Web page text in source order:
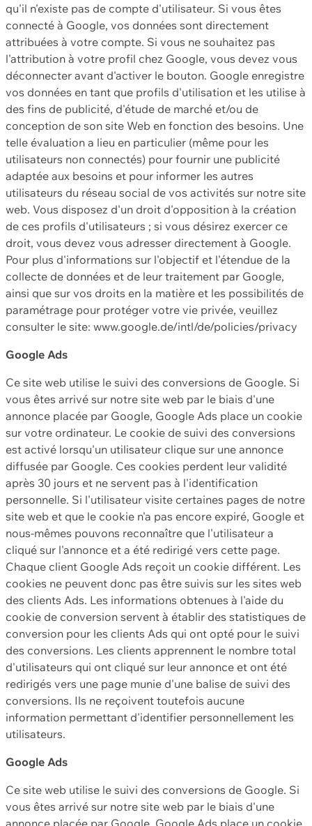
qu'il n'existe pas de compte d'utilisateur. Si vous êtes
connecté à Google, vos données sont directement
attribuées à votre compte. Si vous ne souhaitez pas
l'attribution à votre profil chez Google, vous devez vous
déconnecter avant d'activer le bouton. Google enregistre
vos données en tant que profils d'utilisation et les utilise à
des fins de publicité, d'étude de marché et/ou de
conception de son site Web en fonction des besoins. Une
telle évaluation a lieu en particulier (même pour les
utilisateurs non connectés) pour fournir une publicité
adaptée aux besoins et pour informer les autres
utilisateurs du réseau social de vos activités sur notre site
web. Vous disposez d'un droit d'opposition à la création
de ces profils d'utilisateurs ; si vous désirez exercer ce
droit, vous devez vous adresser directement à Google.
Pour plus d'informations sur l'objectif et l'étendue de la
collecte de données et de leur traitement par Google,
ainsi que sur vos droits en la matière et les possibilités de
paramétrage pour protéger votre vie privée, veuillez
consulter le site: www.google.de/intl/de/policies/privacy
Google Ads
Ce site web utilise le suivi des conversions de Google. Si
vous êtes arrivé sur notre site web par le biais d'une
annonce placée par Google, Google Ads place un cookie
sur votre ordinateur. Le cookie de suivi des conversions
est activé lorsqu'un utilisateur clique sur une annonce
diffusée par Google. Ces cookies perdent leur validité
après 30 jours et ne servent pas à l'identification
personnelle. Si l'utilisateur visite certaines pages de notre
site web et que le cookie n'a pas encore expiré, Google et
nous-mêmes pouvons reconnaître que l'utilisateur a
cliqué sur l'annonce et a été redirigé vers cette page.
Chaque client Google Ads reçoit un cookie différent. Les
cookies ne peuvent donc pas être suivis sur les sites web
des clients Ads. Les informations obtenues à l'aide du
cookie de conversion servent à établir des statistiques de
conversion pour les clients Ads qui ont opté pour le suivi
des conversions. Les clients apprennent le nombre total
d'utilisateurs qui ont cliqué sur leur annonce et ont été
redirigés vers une page munie d'une balise de suivi des
conversions. Ils ne reçoivent toutefois aucune
information permettant d'identifier personnellement les
utilisateurs.
Google Ads
Ce site web utilise le suivi des conversions de Google. Si
vous êtes arrivé sur notre site web par le biais d'une